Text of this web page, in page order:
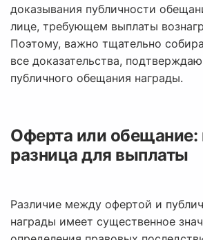
доказывания публичности
лице, требующем выплаты
Поэтому, важно тщательно
все доказательства,
публичного обещания награды.
Оферта или обещание:
разница для выплаты
Различие между офертой и
награды имеет существенное